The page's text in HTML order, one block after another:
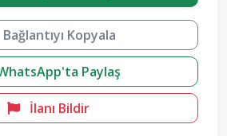
Bağlantıyı Kopyala
Paylaş
İlanı Bildir